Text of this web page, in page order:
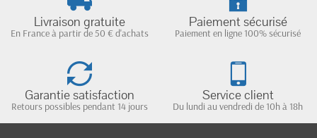
Livraison gratuite
En France à partir de 50 € d'achats
Paiement sécurisé
Paiement en ligne 100% sécurisé
Garantie satisfaction
Retours possibles pendant 14 jours
Service client
Du lundi au vendredi de 10h à 18h